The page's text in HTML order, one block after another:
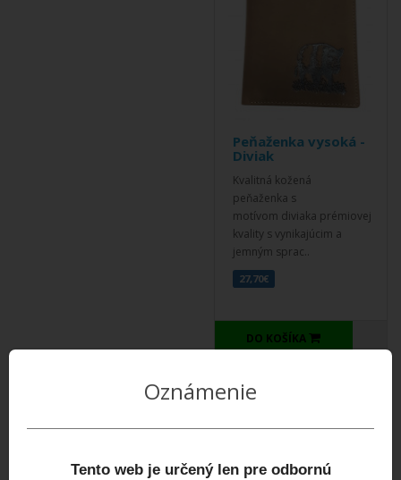
Peňaženka vysoká -
Diviak
Kvalitná kožená
peňaženka s
motívom diviaka prémiovej
kvality s vynikajúcim a
jemným sprac..
27,70€
DO KOŠÍKA
Oznámenie
Tento web je určený len pre odbornú